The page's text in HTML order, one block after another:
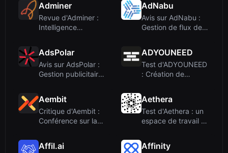
Adminer
Revue d'Adminer :
Intelligence
AdNabu
Avis sur AdNabu :
Gestion de flux de
AdsPolar
Avis sur AdsPolar :
Gestion publicitaire
ADYOUNEED
Test d'ADYOUNEED
: Création de
Aembit
Critique d'Aembit :
Conférence sur la
Aethera
Test d'Aethera : un
espace de travail AI
Affil.ai Affinity